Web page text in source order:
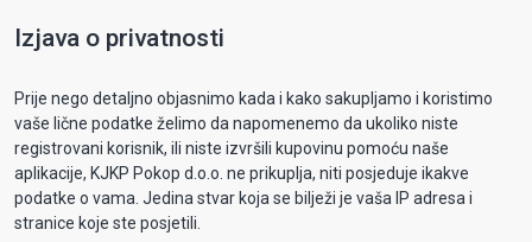
Izjava o privatnosti
Prije nego detaljno objasnimo kada i kako sakupljamo i koristimo
vaše lične podatke želimo da napomenemo da ukoliko niste
registrovani korisnik, ili niste izvršili kupovinu pomoću naše
aplikacije, KJKP Pokop d.o.o. ne prikuplja, niti posjeduje ikakve
podatke o vama. Jedina stvar koja se bilježi je vaša IP adresa i
stranice koje ste posjetili.